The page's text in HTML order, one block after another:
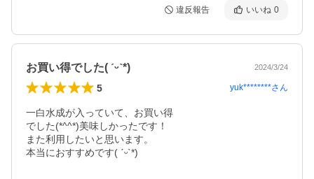
違反報告 いいね 0
お買い得でした( ˊᵕˋ*) 2024/3/24
5 yuk********さん
一白水成が入っていて、お買い得
でした(*^^*)美味しかったです！
また利用したいと思います。
本当におすすめです( ˊᵕˋ*)